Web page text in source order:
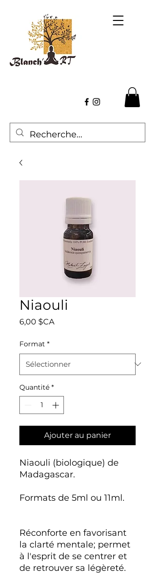
Niaouli
6,00 $CAPrix
Format *
Quantité *
Ajouter au panier
Niaouli (biologique) de
Madagascar.
Formats de 5ml ou 11ml.
Réconforte en favorisant
la clarté mentale; permet
à l'esprit de se centrer et
de retrouver sa légèreté.